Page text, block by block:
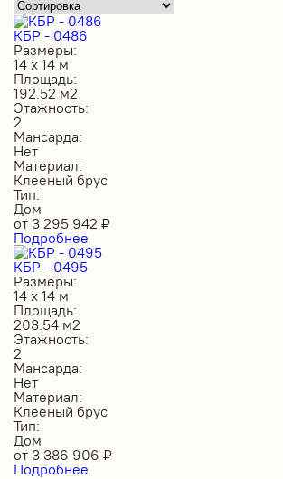
КБР - 0486
Размеры:
14 х 14 м
Площадь:
192.52 м2
Этажность:
2
Мансарда:
Нет
Материал:
Клееный брус
Тип:
Дом
от 3 295 942 ₽
Подробнее
КБР - 0495
Размеры:
14 х 14 м
Площадь:
203.54 м2
Этажность:
2
Мансарда:
Нет
Материал:
Клееный брус
Тип:
Дом
от 3 386 906 ₽
Подробнее